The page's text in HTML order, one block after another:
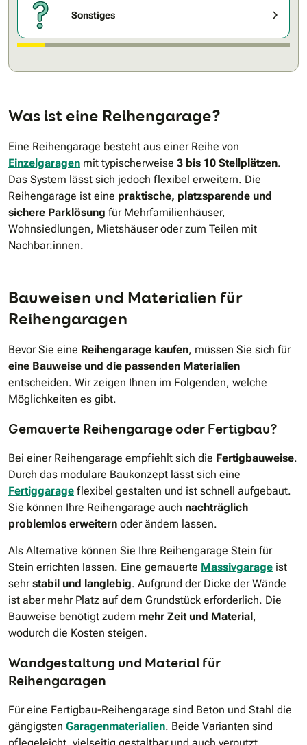
Sonstiges
Was ist eine Reihengarage?
Eine Reihengarage besteht aus einer Reihe von
Einzelgaragen mit typischerweise 3 bis 10 Stellplätzen.
Das System lässt sich jedoch flexibel erweitern. Die
Reihengarage ist eine praktische, platzsparende und
sichere Parklösung für Mehrfamilienhäuser,
Wohnsiedlungen, Mietshäuser oder zum Teilen mit
Nachbar:innen.
Bauweisen und Materialien für
Reihengaragen
Bevor Sie eine Reihengarage kaufen, müssen Sie sich für
eine Bauweise und die passenden Materialien
entscheiden. Wir zeigen Ihnen im Folgenden, welche
Möglichkeiten es gibt.
Gemauerte Reihengarage oder Fertigbau?
Bei einer Reihengarage empfiehlt sich die Fertigbauweise.
Durch das modulare Baukonzept lässt sich eine
Fertiggarage flexibel gestalten und ist schnell aufgebaut.
Sie können Ihre Reihengarage auch nachträglich
problemlos erweitern oder ändern lassen.
Als Alternative können Sie Ihre Reihengarage Stein für
Stein errichten lassen. Eine gemauerte Massivgarage ist
sehrstabil und langlebig. Aufgrund der Dicke der Wände
ist aber mehr Platz auf dem Grundstück erforderlich. Die
Bauweise benötigt zudem mehr Zeit und Material ,
wodurch die Kosten steigen.
Wandgestaltung und Material für
Reihengaragen
Für eine Fertigbau-Reihengarage sind Beton und Stahl die
gängigsten Garagenmaterialien. Beide Varianten sind